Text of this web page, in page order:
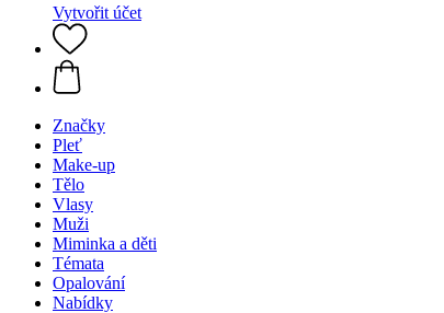
Vytvořit účet
Značky
Pleť
Make-up
Tělo
Vlasy
Muži
Miminka a děti
Témata
Opalování
Nabídky